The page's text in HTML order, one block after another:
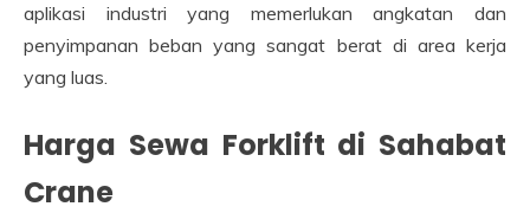
aplikasi industri yang memerlukan angkatan dan
penyimpanan beban yang sangat berat di area kerja
yang luas.
Harga Sewa Forklift di Sahabat
Crane